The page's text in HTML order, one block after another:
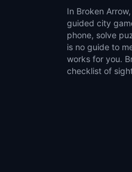
In Broken
guided city
phone, solve
is no guide to
works for you.
checklist of
small
side streets,
on a normal
explorers who
games, pause